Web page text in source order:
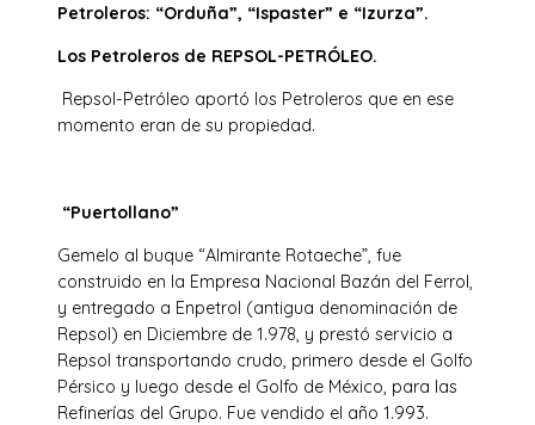
Petroleros: “Orduña”, “Ispaster” e “Izurza”.
Los Petroleros de REPSOL-PETRÓLEO.
Repsol-Petróleo aportó los Petroleros que en ese
momento eran de su propiedad.
“Puertollano”
Gemelo al buque “Almirante Rotaeche”, fue
construido en la Empresa Nacional Bazán del Ferrol,
y entregado a Enpetrol (antigua denominación de
Repsol) en Diciembre de 1.978, y prestó servicio a
Repsol transportando crudo, primero desde el Golfo
Pérsico y luego desde el Golfo de México, para las
Refinerías del Grupo. Fue vendido el año 1.993.